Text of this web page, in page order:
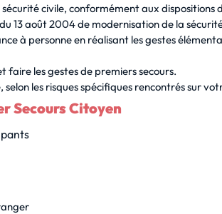
civile, conformément aux dispositions
13 août 2004 de modernisation de la
à personne en réalisant les gestes
les gestes de premiers secours.
les risques spécifiques rencontrés sur
Secours Citoyen